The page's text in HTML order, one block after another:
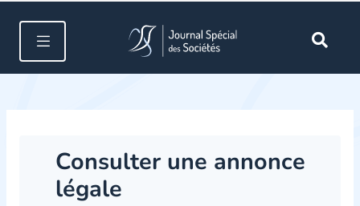
Consulter une annonce
légale